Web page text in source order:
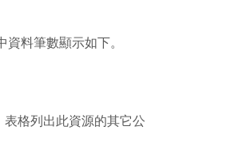
料筆數顯示如下。
表格列出此資源的其它公